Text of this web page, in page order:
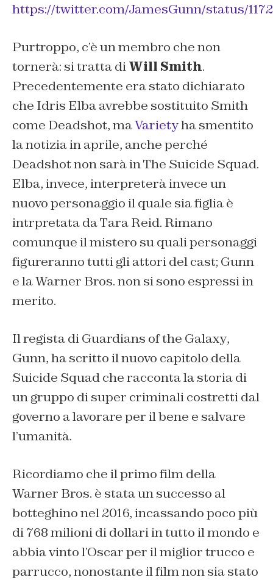
https://twitter.com/JamesGunn/status/
Purtroppo, c’è un membro che non
tornerà: si tratta diWill Smith.
Precedentemente era stato dichiarato
che Idris Elba avrebbe sostituito Smith
come Deadshot, maVarietyha smentito
la notizia in aprile, anche perché
Deadshot non sarà inThe Suicide Squad.
Elba, invece, interpreterà invece un
nuovo personaggio il quale sia figlia è
intrpretata da Tara Reid. Rimano
comunque il mistero su quali personaggi
figureranno tutti gli attori del cast; Gunn
e la Warner Bros. non si sono espressi in
merito.
Il regista diGuardians of the Galaxy,
Gunn, ha scritto il nuovo capitolo della
Suicide Squadche racconta la storia di
un gruppo di super criminali costretti dal
governo a lavorare per il bene e salvare
l’umanità.
Ricordiamo che il primo film della
Warner Bros. è stata un successo al
botteghino nel 2016, incassando poco più
di 768 milioni di dollari in tutto il mondo e
abbia vinto l’Oscar per il miglior trucco e
parrucco, nonostante il film non sia stato